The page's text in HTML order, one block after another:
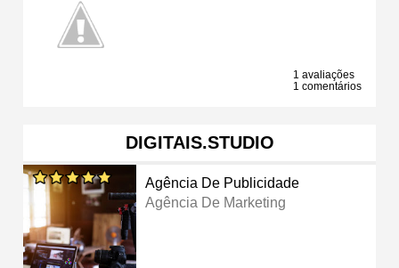
1 avaliações
1 comentários
DIGITAIS.STUDIO
Agência De Publicidade
Agência De Marketing